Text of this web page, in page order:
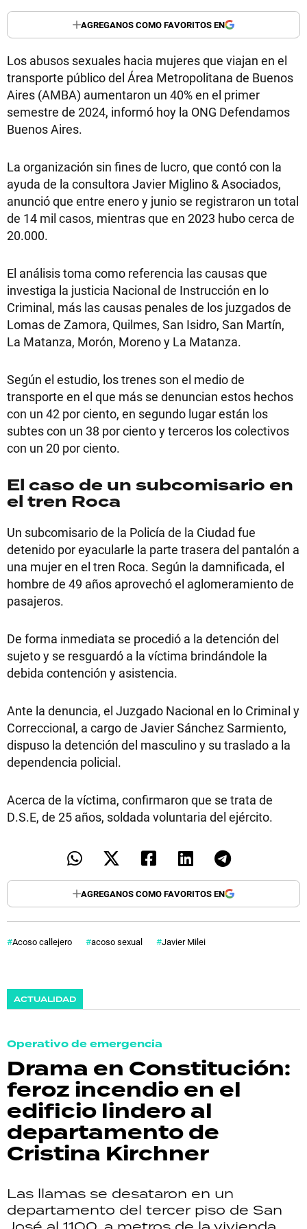
AGREGANOS COMO FAVORITOS EN
Los abusos sexuales hacia mujeres que viajan en el
transporte público del Área Metropolitana de Buenos
Aires (AMBA) aumentaron un 40% en el primer
semestre de 2024, informó hoy la ONG Defendamos
Buenos Aires.
La organización sin fines de lucro, que contó con la
ayuda de la consultora Javier Miglino & Asociados,
anunció que entre enero y junio se registraron un total
de 14 mil casos, mientras que en 2023 hubo cerca de
20.000.
El análisis toma como referencia las causas que
investiga la justicia Nacional de Instrucción en lo
Criminal, más las causas penales de los juzgados de
Lomas de Zamora, Quilmes, San Isidro, San Martín,
La Matanza, Morón, Moreno y La Matanza.
Según el estudio, los trenes son el medio de
transporte en el que más se denuncian estos hechos
con un 42 por ciento, en segundo lugar están los
subtes con un 38 por ciento y terceros los colectivos
con un 20 por ciento.
El caso de un subcomisario en
el tren Roca
Un subcomisario de la Policía de la Ciudad fue
detenido por eyacularle la parte trasera del pantalón a
una mujer en el tren Roca. Según la damnificada, el
hombre de 49 años aprovechó el aglomeramiento de
pasajeros.
De forma inmediata se procedió a la detención del
sujeto y se resguardó a la víctima brindándole la
debida contención y asistencia.
Ante la denuncia, el Juzgado Nacional en lo Criminal y
Correccional, a cargo de Javier Sánchez Sarmiento,
dispuso la detención del masculino y su traslado a la
dependencia policial.
Acerca de la víctima, confirmaron que se trata de
D.S.E, de 25 años, soldada voluntaria del ejército.
AGREGANOS COMO FAVORITOS EN
Acoso callejero acoso sexual Javier Milei
ACTUALIDAD
Operativo de emergencia
Drama en Constitución:
feroz incendio en el
edificio lindero al
departamento de
Cristina Kirchner
Las llamas se desataron en un
departamento del tercer piso de San